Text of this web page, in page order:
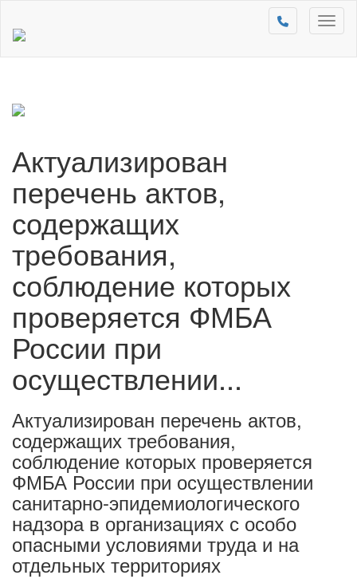
Актуализирован
перечень актов,
содержащих
требования,
соблюдение которых
проверяется ФМБА
России при
осуществлении...
Актуализирован перечень актов,
содержащих требования,
соблюдение которых проверяется
ФМБА России при осуществлении
санитарно-эпидемиологического
надзора в организациях с особо
опасными условиями труда и на
отдельных территориях